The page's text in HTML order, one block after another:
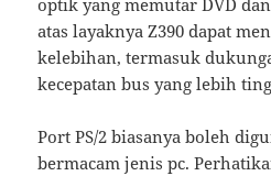
atas layaknya Z390 dapat
kelebihan, termasuk
kecepatan bus yang lebih
Port PS/2 biasanya boleh
bermacam jenis pc.